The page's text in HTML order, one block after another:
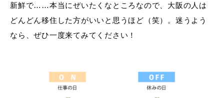
新鮮で……本当にぜいたくなところなので、大阪の人は
どんどん移住した方がいいと思うほど（笑）。迷うよう
なら、ぜひ一度来てみてください！